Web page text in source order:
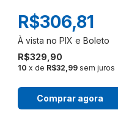
R$329,90
R$306,81
10 x de R$32,99 sem juros
Comprar agora